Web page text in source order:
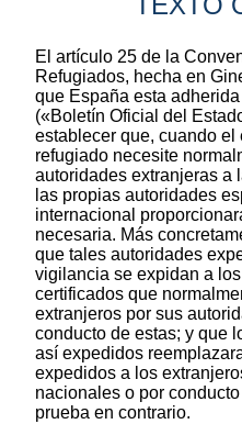
El artículo 25 de la
Refugiados, hecha en
que España esta
(«Boletín Oficial del
establecer que, cuando
refugiado necesite
autoridades extranjeras a
las propias autoridades
internacional
necesaria. Más
que tales autoridades
vigilancia se expidan a
certificados que
extranjeros por sus
conducto de estas; y que
así expedidos
expedidos a los
nacionales o por
prueba en contrario.